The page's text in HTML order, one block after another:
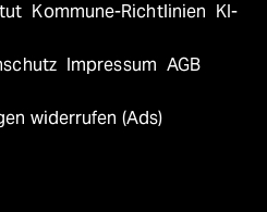
Kommune-Richtlinien KI-
Impressum AGB
widerrufen (Ads)